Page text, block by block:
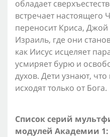
обладает
встречает настоящего
переносит Криса,
Израиль, где они
как Иисус исцеляет
усмиряет бурю и
духов. Дети узнают,
исходят только от Бога.
Список серий
модулей Академии 1: